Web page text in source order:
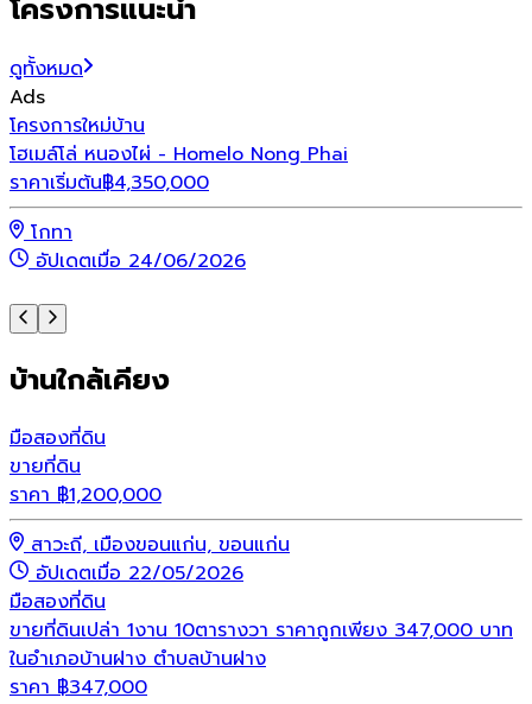
โครงการแนะนำ
ดูทั้งหมด
Ads
โครงการใหม่บ้าน
โฮเมล์โล่ หนองไผ่ - Homelo Nong Phai
ราคาเริ่มต้น฿4,350,000
โกทา
อัปเดตเมื่อ 24/06/2026
บ้านใกล้เคียง
มือสองที่ดิน
ขายที่ดิน
ราคา ฿1,200,000
สาวะถี, เมืองขอนแก่น, ขอนแก่น
อัปเดตเมื่อ 22/05/2026
มือสองที่ดิน
ขายที่ดินเปล่า 1งาน 10ตารางวา ราคาถูกเพียง 347,000 บาท
ในอำเภอบ้านฝาง ตำบลบ้านฝาง
ราคา ฿347,000